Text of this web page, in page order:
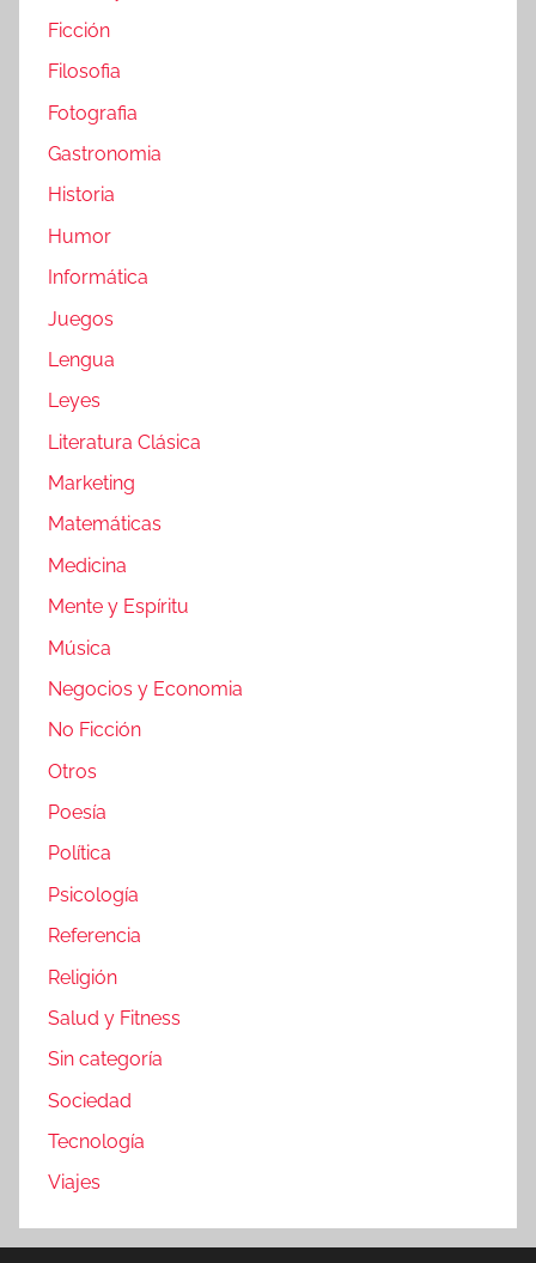
Ficción
Filosofia
Fotografia
Gastronomia
Historia
Humor
Informática
Juegos
Lengua
Leyes
Literatura Clásica
Marketing
Matemáticas
Medicina
Mente y Espíritu
Música
Negocios y Economia
No Ficción
Otros
Poesía
Política
Psicología
Referencia
Religión
Salud y Fitness
Sin categoría
Sociedad
Tecnología
Viajes